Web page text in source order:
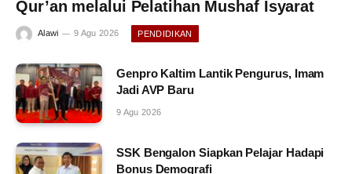
Qur’an melalui Pelatihan Mushaf Isyarat
Alawi 9 Agu 2026 PENDIDIKAN
Genpro Kaltim Lantik Pengurus, Imam
Jadi AVP Baru
9 Agu 2026
SSK Bengalon Siapkan Pelajar Hadapi
Bonus Demografi